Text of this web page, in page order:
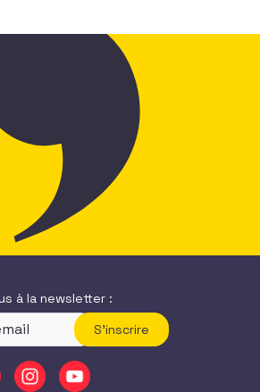
à la newsletter :
S'inscrire